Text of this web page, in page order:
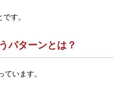
す。
パターンとは？
ています。